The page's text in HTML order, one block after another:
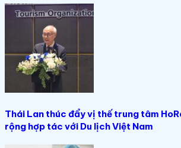
Thái Lan thúc đẩy vị thế trung tâm
rộng hợp tác với Du lịch Việt Nam